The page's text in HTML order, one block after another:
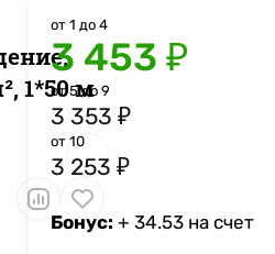
1*50 м
от 1 до 4
3 453 ₽
от 5 до 9
3 353 ₽
от 10
3 253 ₽
Бонус: + 34.53 на счет